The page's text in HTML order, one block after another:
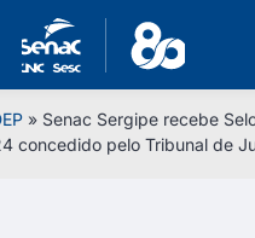
» Senac Sergipe recebe
concedido pelo Tribunal de